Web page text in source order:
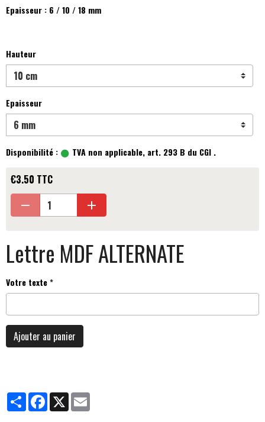
Epaisseur : 6 / 10 / 18 mm
Hauteur
Epaisseur
Disponibilité : TVA non applicable, art. 293 B du CGI .
€3.50 TTC
Lettre MDF ALTERNATE
Votre texte
Ajouter au panier
PartagerFacebook
X